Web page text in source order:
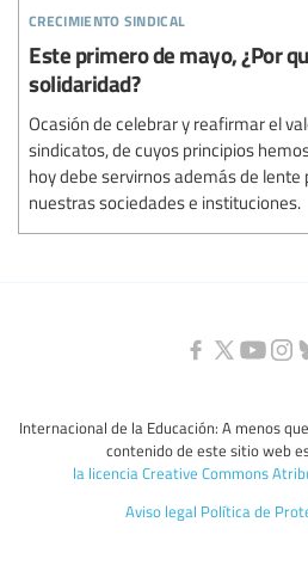
crecimiento sindical
Este primero de mayo, ¿Por
solidaridad?
Ocasión de celebrar y reafirmar el
sindicatos, de cuyos principios
hoy debe servirnos además de
nuestras sociedades e instituciones.
Internacional de la Educación: A menos
contenido de este sitio web
la licencia Creative Commons
Aviso legal Política de